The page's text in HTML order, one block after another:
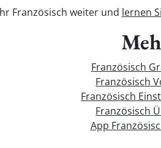
Französisch weiter und lernen
Französisch
Französisch
Französisch
Französisch
App